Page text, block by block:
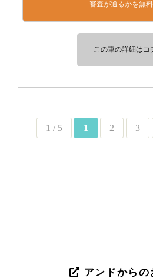
審査が通るかを無
この車の詳細はコ
1 / 5 1 2 3
アンドからの